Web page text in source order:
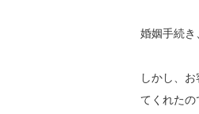
婚姻手続き
しかし、
てくれた